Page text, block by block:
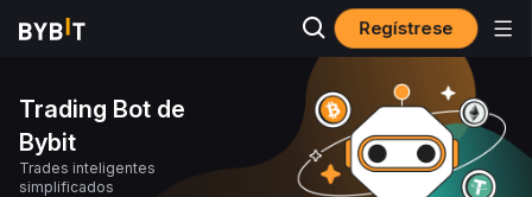
Regístrese
Trading Bot de
Bybit
Trades inteligentes
simplificados